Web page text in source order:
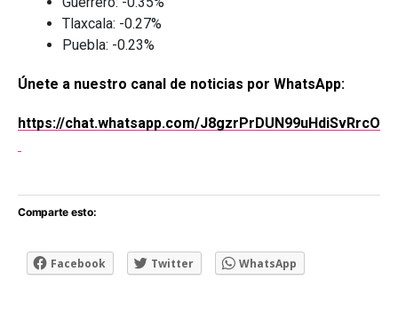
Tlaxcala: -0.27%
Puebla: -0.23%
Únete a nuestro canal de noticias por WhatsApp:
https://chat.whatsapp.com/J8gzrPrDUN99uHdiSvRrcO
Comparte esto:
Facebook Twitter WhatsApp